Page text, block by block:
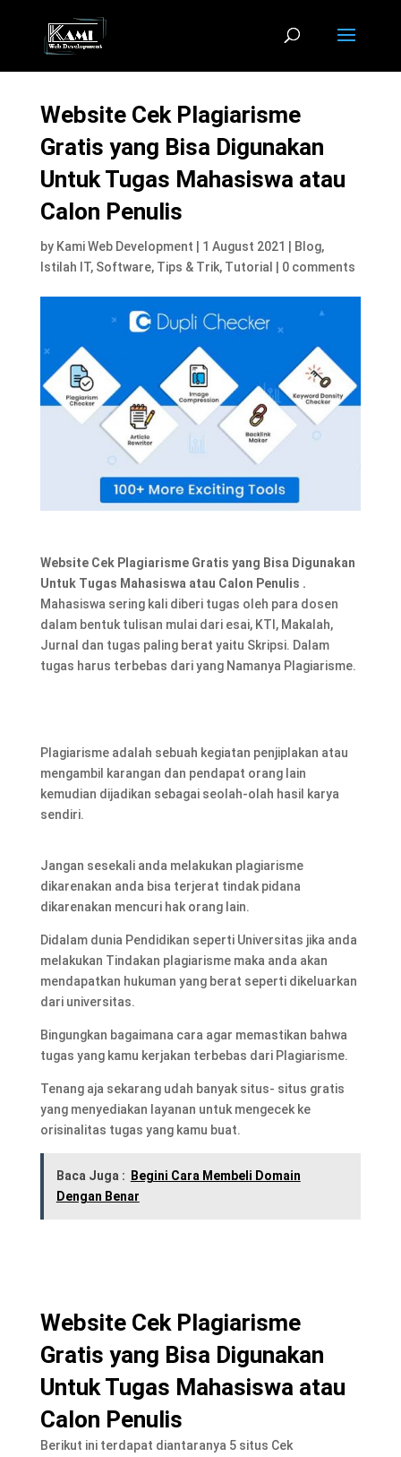
Website Cek Plagiarisme
Gratis yang Bisa Digunakan
Untuk Tugas Mahasiswa atau
Calon Penulis
by Kami Web Development 1 August 2021 Blog,
Istilah IT, Software, Tips & Trik, Tutorial 0 comments
Website Cek Plagiarisme Gratis yang Bisa Digunakan
Untuk Tugas Mahasiswa atau Calon Penulis .
Mahasiswa sering kali diberi tugas oleh para dosen
dalam bentuk tulisan mulai dari esai, KTI, Makalah,
Jurnal dan tugas paling berat yaitu Skripsi. Dalam
tugas harus terbebas dari yang Namanya Plagiarisme.
Plagiarisme adalah sebuah kegiatan penjiplakan atau
mengambil karangan dan pendapat orang lain
kemudian dijadikan sebagai seolah-olah hasil karya
sendiri.
Jangan sesekali anda melakukan plagiarisme
dikarenakan anda bisa terjerat tindak pidana
dikarenakan mencuri hak orang lain.
Didalam dunia Pendidikan seperti Universitas jika anda
melakukan Tindakan plagiarisme maka anda akan
mendapatkan hukuman yang berat seperti dikeluarkan
dari universitas.
Bingungkan bagaimana cara agar memastikan bahwa
tugas yang kamu kerjakan terbebas dari Plagiarisme.
Tenang aja sekarang udah banyak situs- situs gratis
yang menyediakan layanan untuk mengecek ke
orisinalitas tugas yang kamu buat.
Baca Juga :
Begini Cara Membeli Domain
Dengan Benar
Website Cek Plagiarisme
Gratis yang Bisa Digunakan
Untuk Tugas Mahasiswa atau
Calon Penulis
Berikut ini terdapat diantaranya 5 situs Cek